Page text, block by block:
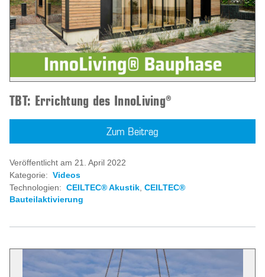
TBT: Errichtung des InnoLiving®
Zum Beitrag
Veröffentlicht am 21. April 2022
Kategorie: Videos
Technologien: CEILTEC® Akustik, CEILTEC®
Bauteilaktivierung